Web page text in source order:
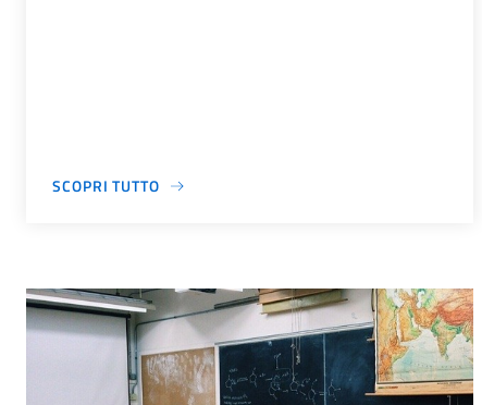
SCOPRI TUTTO